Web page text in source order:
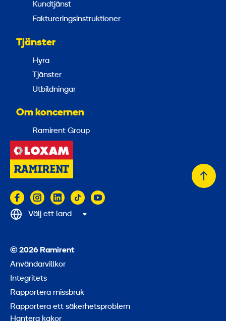
Kundtjänst
Faktureringsinstruktioner
Tjänster
Hyra
Tjänster
Utbildningar
Om koncernen
Ramirent Group
© 2026 Ramirent
Användarvillkor
Integritets
Rapportera missbruk
Rapportera ett säkerhetsproblem
Hantera kakor
Välj ett land